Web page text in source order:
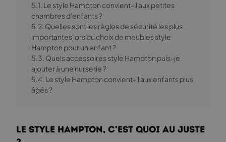
5.1. Le style Hampton convient-il aux petites
chambres d'enfants ?
5.2. Quelles sont les règles de sécurité les plus
importantes lors du choix de meubles style
Hampton pour un enfant ?
5.3. Quels accessoires style Hampton puis-je
ajouter à une nurserie ?
5.4. Le style Hampton convient-il aux enfants plus
âgés ?
Le style Hampton, c’est quoi au juste